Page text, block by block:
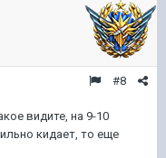
#8
видите, на 9-10
кидает, то еще